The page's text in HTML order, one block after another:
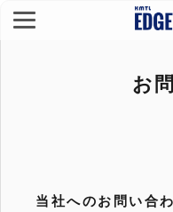
お
当社へのお問い合